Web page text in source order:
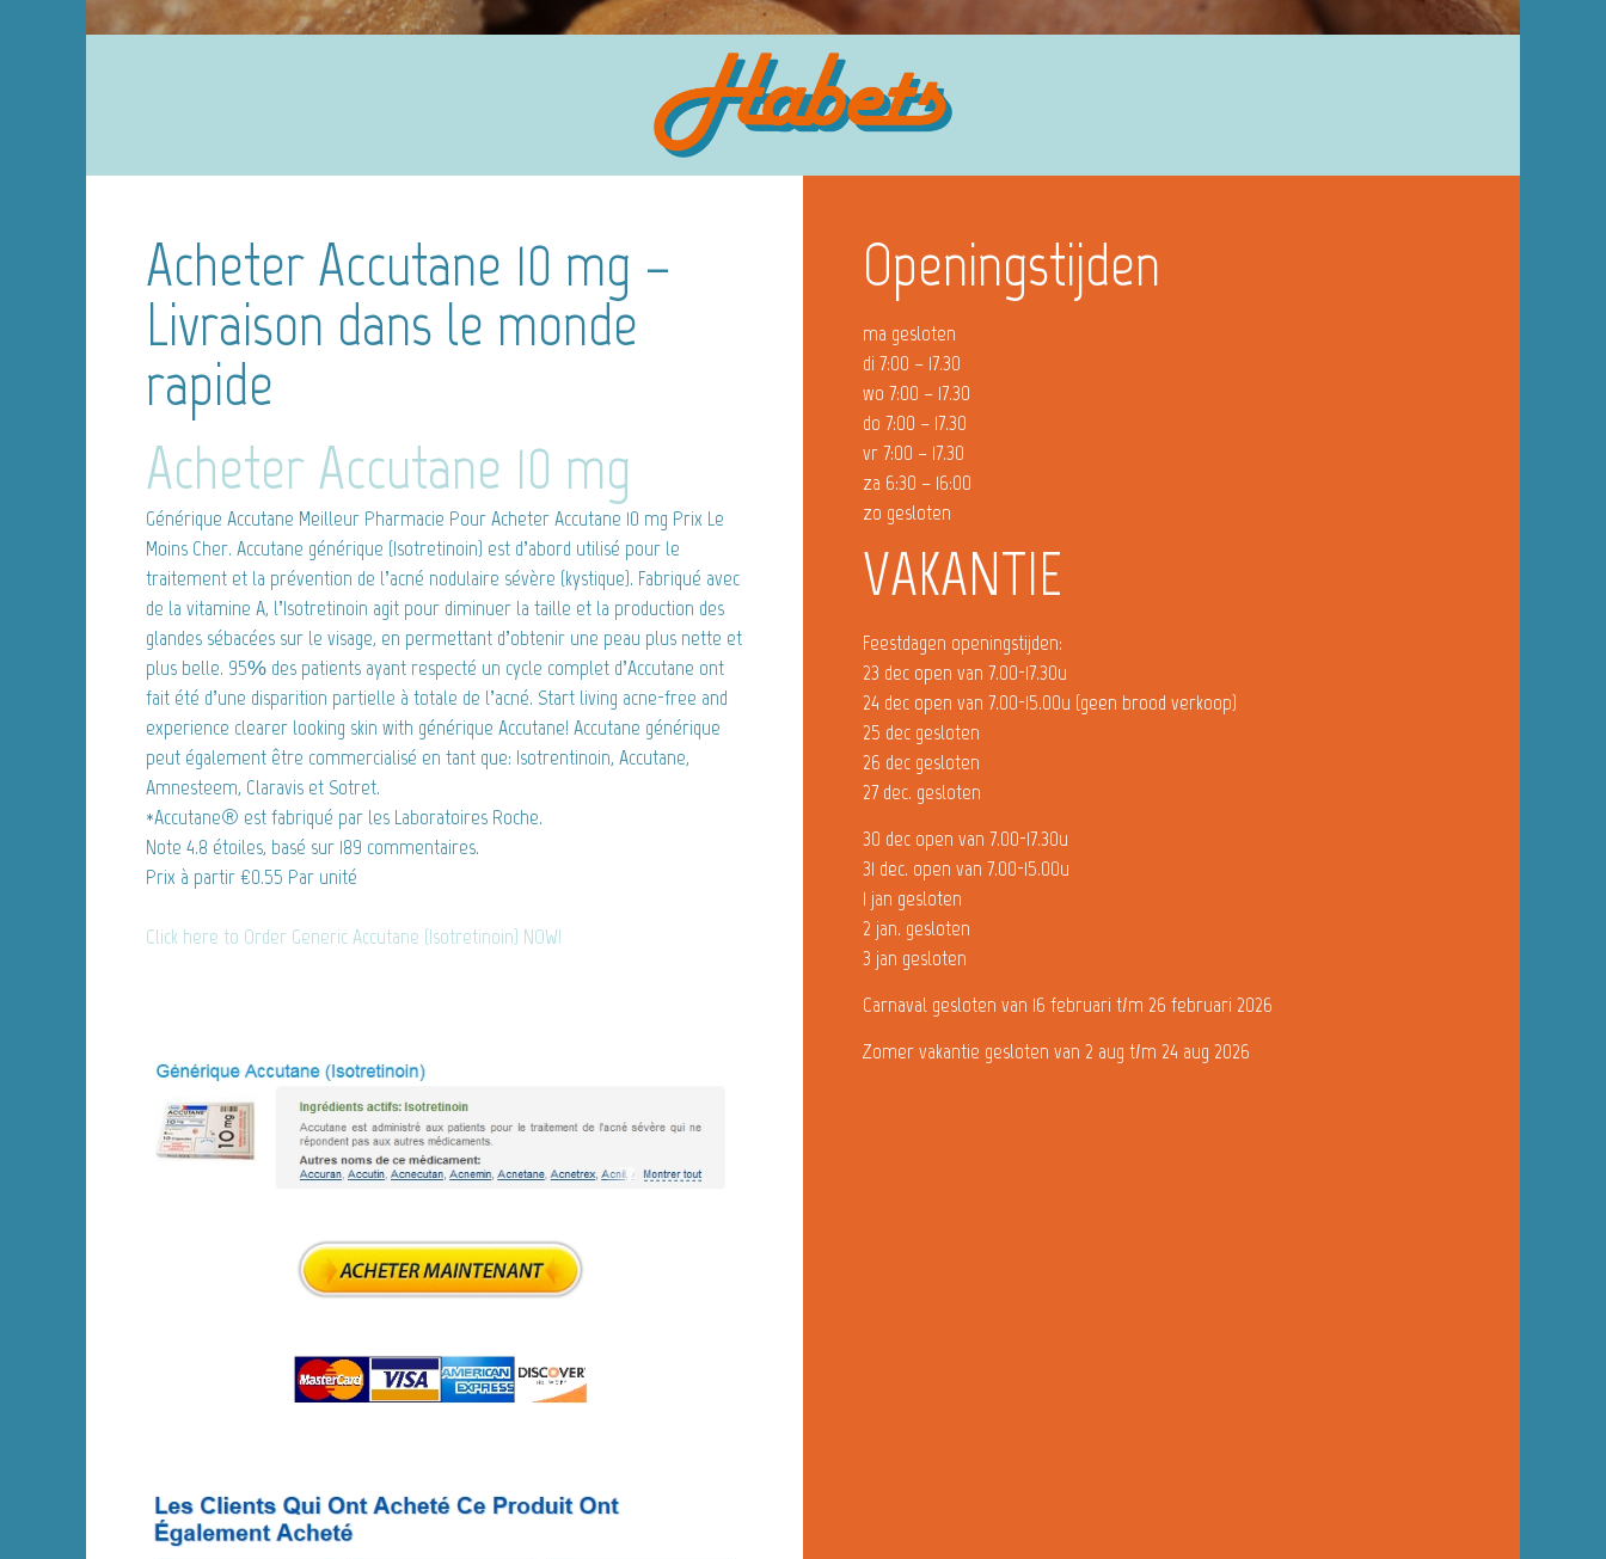
Acheter Accutane 10 mg –
Livraison dans le monde
rapide
Acheter Accutane 10 mg
Générique Accutane Meilleur Pharmacie Pour Acheter Accutane 10 mg Prix Le
Moins Cher. Accutane générique (Isotretinoin) est d’abord utilisé pour le
traitement et la prévention de l’acné nodulaire sévère (kystique). Fabriqué avec
de la vitamine A, l’Isotretinoin agit pour diminuer la taille et la production des
glandes sébacées sur le visage, en permettant d’obtenir une peau plus nette et
plus belle. 95% des patients ayant respecté un cycle complet d’Accutane ont
fait été d’une disparition partielle à totale de l’acné. Start living acne-free and
experience clearer looking skin with générique Accutane! Accutane générique
peut également être commercialisé en tant que: Isotrentinoin, Accutane,
Amnesteem, Claravis et Sotret.
*Accutane® est fabriqué par les Laboratoires Roche.
Note 4.8 étoiles, basé sur 189 commentaires.
Prix à partir€0.55 Par unité
Click here to Order Generic Accutane (Isotretinoin) NOW!
Openingstijden
ma gesloten
di 7:00 – 17.30
wo 7:00 – 17.30
do 7:00 – 17.30
vr 7:00 – 17.30
za 6:30 – 16:00
zo gesloten
VAKANTIE
Feestdagen openingstijden:
23 dec open van 7.00-17.30u
24 dec open van 7.00-15.00u (geen brood verkoop)
25 dec gesloten
26 dec gesloten
27 dec. gesloten
30 dec open van 7.00-17.30u
31 dec. open van 7.00-15.00u
1 jan gesloten
2 jan. gesloten
3 jan gesloten
Carnaval gesloten van 16 februari t/m 26 februari 2026
Zomer vakantie gesloten van 2 aug t/m 24 aug 2026